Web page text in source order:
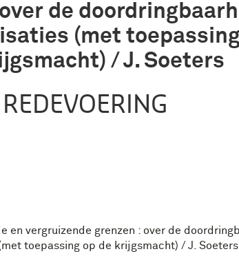
de
(met
/ J. Soeters
REDEVOERING
en vergruizende grenzen : over de
toepassing op de krijgsmacht) / J. Soeters